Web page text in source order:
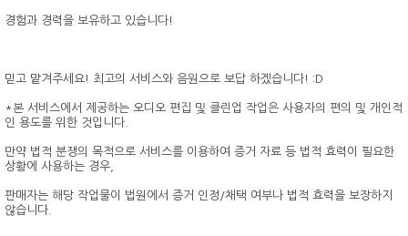
경험과 경력을 보유하고 있습니다!
믿고 맡겨주세요! 최고의 서비스와 음원으로 보답 하겠습니다! :D
*본 서비스에서 제공하는 오디오 편집 및 클린업 작업은 사용자의 편의 및 개인적
인 용도를 위한 것입니다.
만약 법적 분쟁의 목적으로 서비스를 이용하여 증거 자료 등 법적 효력이 필요한
상황에 사용하는 경우,
판매자는 해당 작업물이 법원에서 증거 인정/채택 여부나 법적 효력을 보장하지
않습니다.